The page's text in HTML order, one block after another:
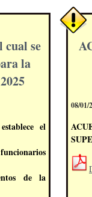
se
la
el
de la
08/01/